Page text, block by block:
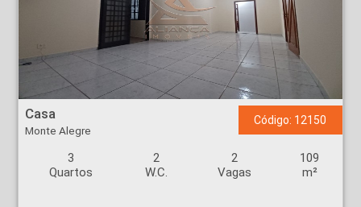
Casa - Monte Alegre - Ribeirão Preto
Casa
Monte Alegre
Código: 12150
3
Quartos
2
W.C.
2
Vagas
109
m²